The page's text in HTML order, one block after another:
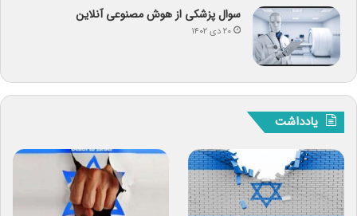
سوال پزشکی از هوش مصنوعی آنلاین
۲۰ دی ۱۴۰۲
یادداشت